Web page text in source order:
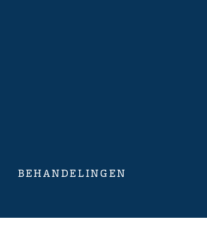
BEHANDELINGEN